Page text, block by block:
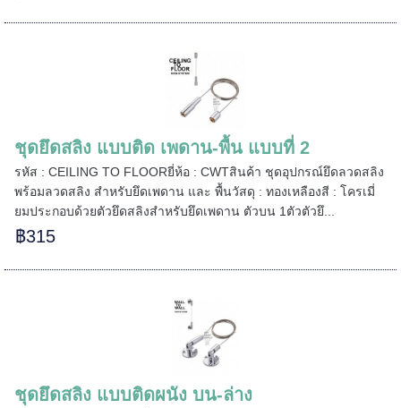
ชุดยึดสลิง แบบติด เพดาน-พื้น แบบที่ 2
รหัส : CEILING TO FLOORยี่ห้อ : CWTสินค้า ชุดอุปกรณ์ยึดลวดสลิง
พร้อมลวดสลิง สำหรับยึดเพดาน และ พื้นวัสดุ : ทองเหลืองสี : โครเมี่
ยมประกอบด้วยตัวยึดสลิงสำหรับยึดเพดาน ตัวบน 1ตัวตัวยึ...
฿315
ชุดยึดสลิง แบบติดผนัง บน-ล่าง